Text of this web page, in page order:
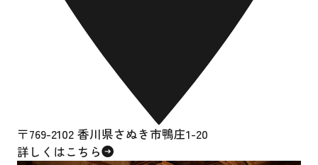
〒769-2102 香川県さぬき市鴨庄1-20
詳しくはこちら